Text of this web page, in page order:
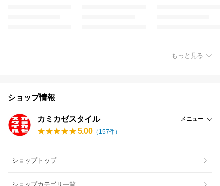
もっと見る
ショップ情報
カミカゼスタイル メニュー
5.00 （ 157件）
ショップトップ
ショップカテゴリ一覧